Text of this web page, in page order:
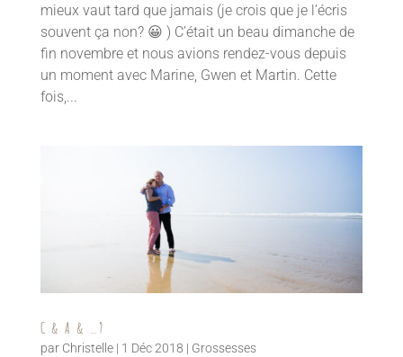
mieux vaut tard que jamais (je crois que je l’écris
souvent ça non? 😀 ) C’était un beau dimanche de
fin novembre et nous avions rendez-vous depuis
un moment avec Marine, Gwen et Martin. Cette
fois,...
C & A & …?
par Christelle| 1 Déc 2018 | Grossesses